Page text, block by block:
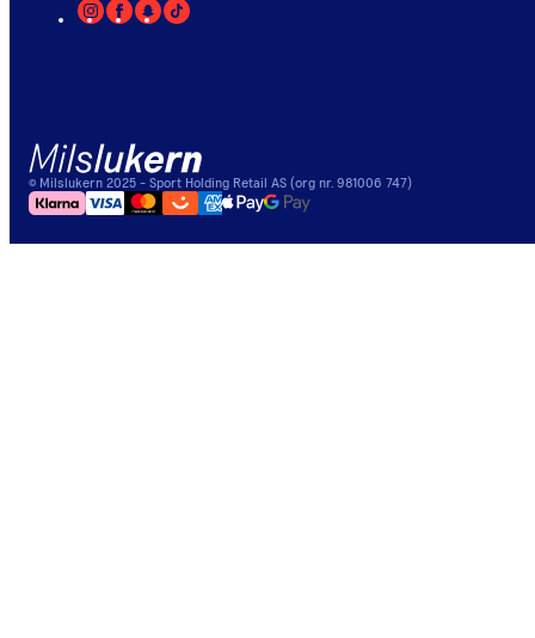
© Milslukern 2025 - Sport Holding Retail AS (org nr. 981006 747)